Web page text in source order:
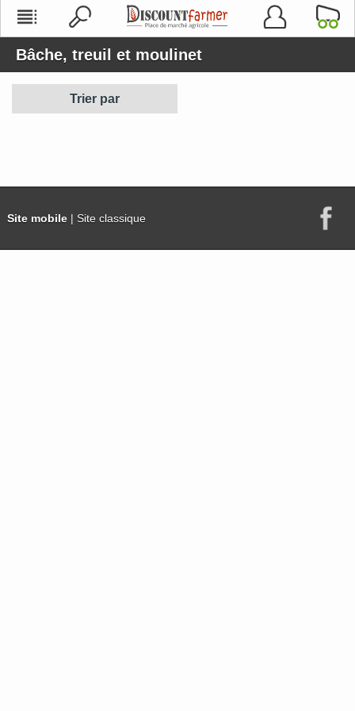
Bâche, treuil et moulinet
Trier par
Site mobile| Site classique